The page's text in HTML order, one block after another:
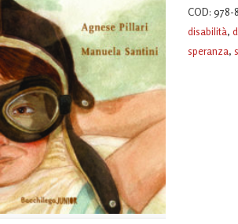
veloce
del
vento
COD:978-
disabilità,
speranza,